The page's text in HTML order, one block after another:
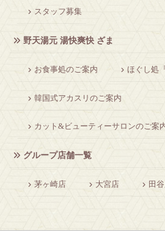
スタッフ募集
野天湯元 湯快爽快 ざま
お食事処のご案内 ほぐし処
韓国式アカスリのご案内
カット&ビューティーサロンのご案
グループ店舗一覧
茅ヶ崎店 大宮店 田